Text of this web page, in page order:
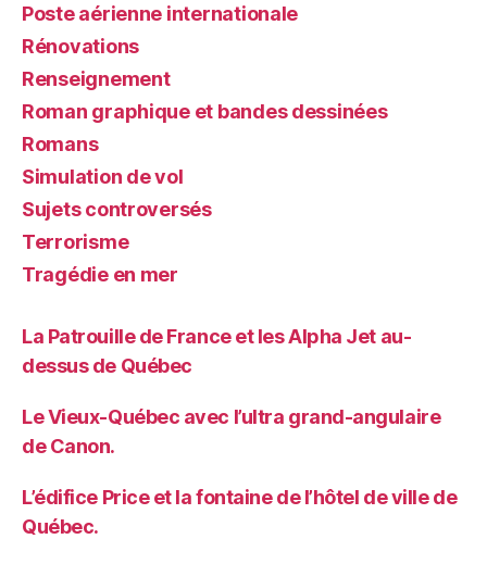
Poste aérienne internationale
Rénovations
Renseignement
Roman graphique et bandes dessinées
Romans
Simulation de vol
Sujets controversés
Terrorisme
Tragédie en mer
La Patrouille de France et les Alpha Jet au-
dessus de Québec
Le Vieux-Québec avec l’ultra grand-angulaire
de Canon.
L’édifice Price et la fontaine de l’hôtel de ville de
Québec.